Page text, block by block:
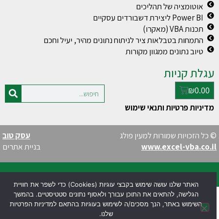
אוטומציה של תהליכים
Power BI ליצירת דשבורדים עסקיים
תכנות VBA (מאקרו)
התמחות בטבלאות ציר לניתוח נתונים מהיר, יעיל וחכם
טיוב נתונים ממגוון מקורות
עגלת קניות
₪0.00
מדיניות פרטיות ותנאי שימוש
© כל הזכויות שמורות למעין פולג
www.excel-vba.co.il
עסק טוב
בניית אתרים
האתר שלנו עושה שימוש בקבצי עוגיות (Cookies) כדי לשפר את חוויית
הגלישה, להתאים את התוכן עבורך ולאסוף נתונים סטטיסטיים. בהמשך
השימוש באתר, הנך מסכים/ה לשימוש בעוגיות בהתאם למדיניות הפרטיות
שלנו.